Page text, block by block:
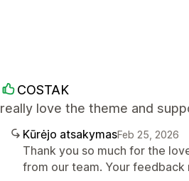
COSTAK
really love the theme and
Kūrėjo atsakymasFeb 25, 2026
Thank you so much for the
from our team. Your feedback